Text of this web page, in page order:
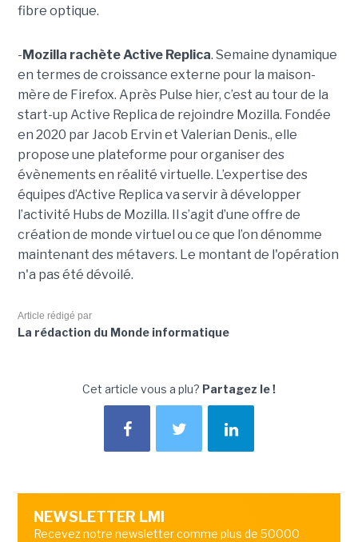
fibre optique.
- Mozilla rachète Active Replica. Semaine dynamique
en termes de croissance externe pour la maison-
mère de Firefox. Après Pulse hier, c’est au tour de la
start-up Active Replica de rejoindre Mozilla. Fondée
en 2020 par Jacob Ervin et Valerian Denis., elle
propose une plateforme pour organiser des
évènements en réalité virtuelle. L’expertise des
équipes d’Active Replica va servir à développer
l’activité Hubs de Mozilla. Il s’agit d’une offre de
création de monde virtuel ou ce que l’on dénomme
maintenant des métavers. Le montant de l'opération
n'a pas été dévoilé.
Article rédigé par
La rédaction du Monde informatique
Cet article vous a plu? Partagez le !
NEWSLETTER LMI
Recevez notre newsletter comme plus de 50000